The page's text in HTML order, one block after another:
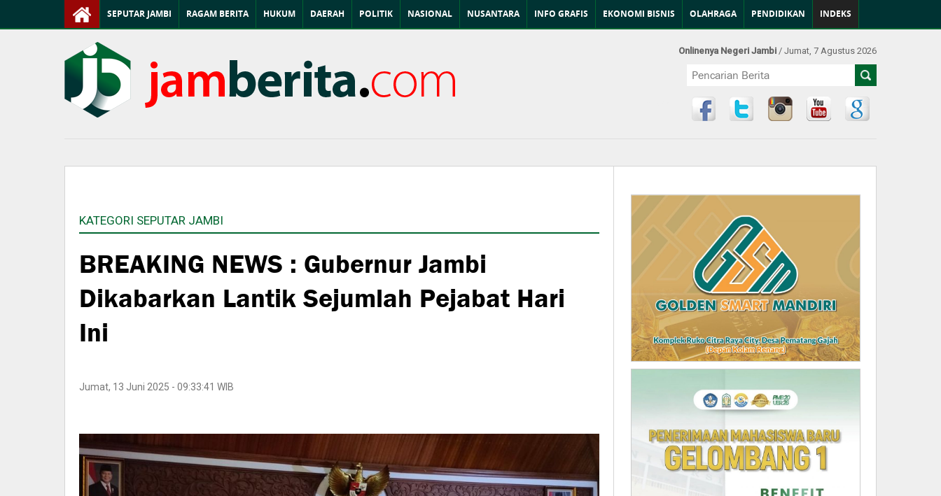
SEPUTAR JAMBI RAGAM BERITA HUKUM DAERAH POLITIK NASIONAL NUSANTARA INFO GRAFIS EKONOMI BISNIS OLAHRAGA PENDIDIKAN INDEKS
Onlinenya Negeri Jambi / Jumat, 7 Agustus 2026
KATEGORI SEPUTAR JAMBI
BREAKING NEWS : Gubernur Jambi
Dikabarkan Lantik Sejumlah Pejabat Hari
Ini
Jumat, 13 Juni 2025 - 09:33:41 WIB